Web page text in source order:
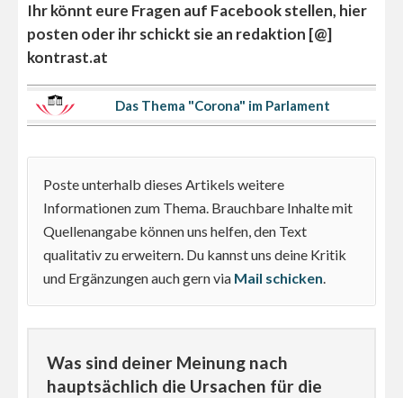
Ihr könnt eure Fragen auf Facebook stellen, hier
posten oder ihr schickt sie an redaktion [@]
kontrast.at
Das Thema "Corona" im Parlament
Poste unterhalb dieses Artikels weitere
Informationen zum Thema. Brauchbare Inhalte mit
Quellenangabe können uns helfen, den Text
qualitativ zu erweitern. Du kannst uns deine Kritik
und Ergänzungen auch gern via Mail schicken.
Was sind deiner Meinung nach
hauptsächlich die Ursachen für die